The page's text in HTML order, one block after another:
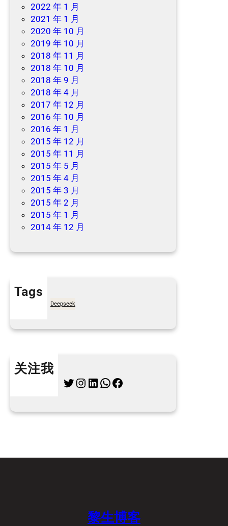
2022 年 1 月
2021 年 1 月
2020 年 10 月
2019 年 10 月
2018 年 11 月
2018 年 10 月
2018 年 9 月
2018 年 4 月
2017 年 12 月
2016 年 10 月
2016 年 1 月
2015 年 12 月
2015 年 11 月
2015 年 5 月
2015 年 4 月
2015 年 3 月
2015 年 2 月
2015 年 1 月
2014 年 12 月
Tags
Deepseek
关注我
Twitter Instagram LinkedIn WhatsApp Facebook
黎生博客